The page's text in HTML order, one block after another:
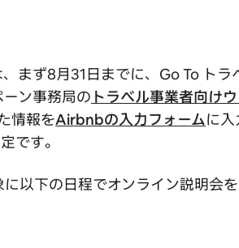
まず8月31日までに、Go To ト
ン事務局の トラベル事業者向け
情報をAirbnbの入力フォームに
です。
以下の日程でオンライン説明会を